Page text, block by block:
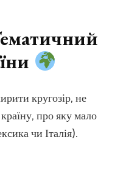
кругозір, не
про яку мало
чи Італія).